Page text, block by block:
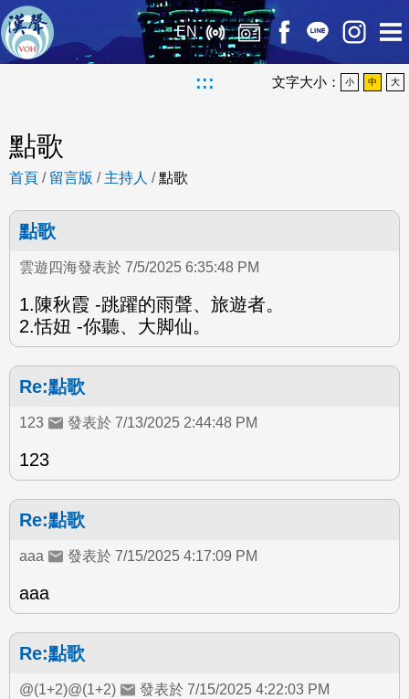
EN
::: 文字大小： 小 中 大
點歌
首頁 / 留言版 / 主持人 /點歌
點歌
雲遊四海發表於 7/5/2025 6:35:48 PM
1.陳秋霞 -跳躍的雨聲、旅遊者。
2.恬妞 -你聽、大脚仙。
Re:點歌
123 發表於 7/13/2025 2:44:48 PM
123
Re:點歌
aaa 發表於 7/15/2025 4:17:09 PM
aaa
Re:點歌
@(1+2)@(1+2) 發表於 7/15/2025 4:22:03 PM